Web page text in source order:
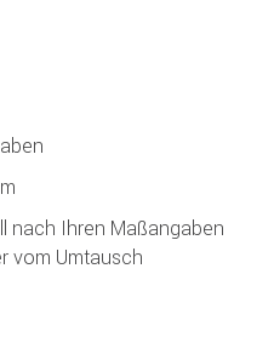
nach Ihren Maßangaben
vom Umtausch